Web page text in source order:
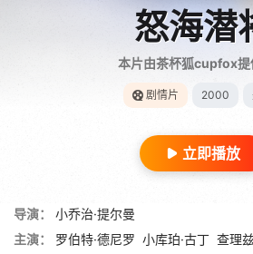
怒海潜
本片由茶杯狐cupfox提
剧情片 2000
立即播放
导演：
小乔治·提尔曼
主演：
罗伯特·德尼罗 小库珀·古丁 查理